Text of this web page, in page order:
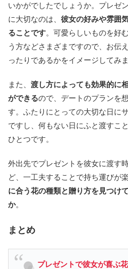
いかがでしたでしょうか。プレゼ
に大切なのは、 彼女の好みや雰囲
ることです。可愛らしいものを好
う方などさまざまですので、お伝
ったりであるかをイメージしてみま
また、 渡し方によっても効果的に
ができるので、デートのプランを
す。ふたりにとっての大切な日に
ですし、何もない日にふと渡すこ
ひとつです。
外出先でプレゼントを彼女に渡す
ど、一工夫することで持ち運びが
に合う花の種類と贈り方を見つけ
か。
まとめ
プレゼントで彼女が喜ぶ